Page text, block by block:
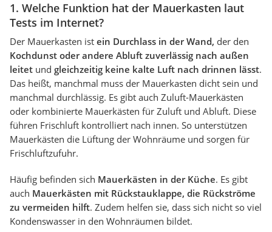
1. Welche Funktion hat der Mauerkasten laut
Tests im Internet?
Der Mauerkasten ist ein Durchlass in der Wand, der den
Kochdunst oder andere Abluft zuverlässig nach außen
leitet und gleichzeitig keine kalte Luft nach drinnen lässt.
Das heißt, manchmal muss der Mauerkasten dicht sein und
manchmal durchlässig. Es gibt auch Zuluft-Mauerkästen
oder kombinierte Mauerkästen für Zuluft und Abluft. Diese
führen Frischluft kontrolliert nach innen. So unterstützen
Mauerkästen die Lüftung der Wohnräume und sorgen für
Frischluftzufuhr.
Häufig befinden sich Mauerkästen in der Küche. Es gibt
auch Mauerkästen mit Rückstauklappe, die Rückströme
zu vermeiden hilft. Zudem helfen sie, dass sich nicht so viel
Kondenswasser in den Wohnräumen bildet.